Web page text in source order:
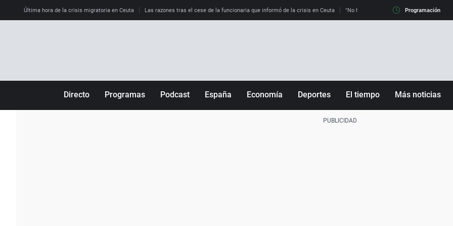
Última hora de la crisis migratoria en Ceuta Las razones tras el cese de la funcionaria que informó de la crisis en Ceuta "No hay mafias, que no nos engañen":
Programación
Directo Programas Podcast España Economía Deportes El tiempo Más noticias